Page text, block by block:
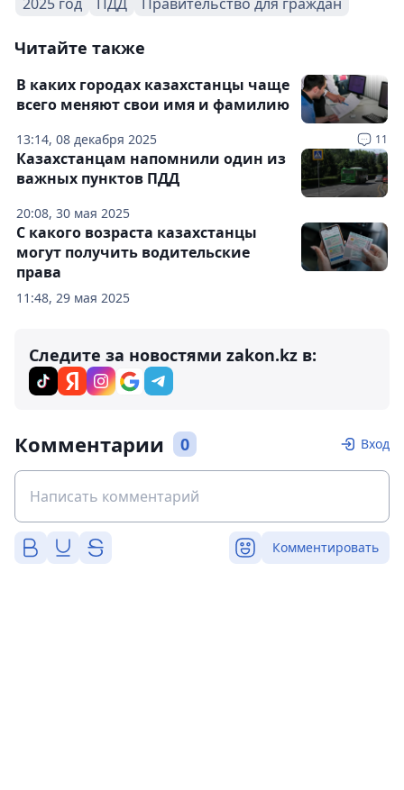
Читайте также
13:14, 08 декабря 2025 11
В каких городах казахстанцы чаще
всего меняют свои имя и фамилию
20:08, 30 мая 2025
Казахстанцам напомнили один из
важных пунктов ПДД
11:48, 29 мая 2025
С какого возраста казахстанцы
могут получить водительские
права
Следите за новостями zakon.kz в:
Комментарии 0 Вход
Комментировать